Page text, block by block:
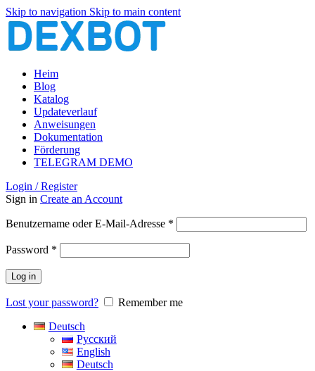
Skip to navigation Skip to main content
Heim
Blog
Katalog
Updateverlauf
Anweisungen
Dokumentation
Förderung
TELEGRAM DEMO
Login / Register
Sign in Create an Account
Benutzername oder E-Mail-Adresse *
Password *
Log in
Lost your password?
Remember me
Deutsch
Русский
English
Deutsch